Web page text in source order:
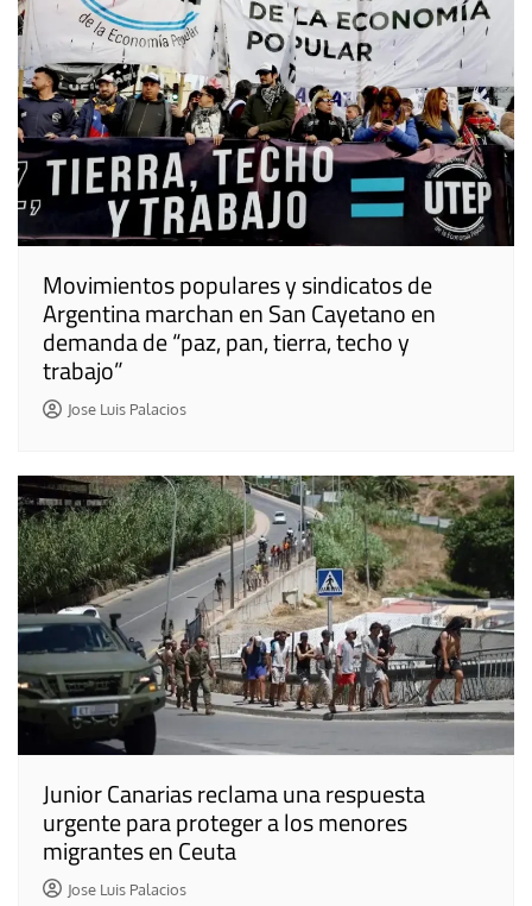
Movimientos populares y sindicatos de
Argentina marchan en San Cayetano en
demanda de “paz, pan, tierra, techo y
trabajo”
Jose Luis Palacios
Junior Canarias reclama una respuesta
urgente para proteger a los menores
migrantes en Ceuta
Jose Luis Palacios